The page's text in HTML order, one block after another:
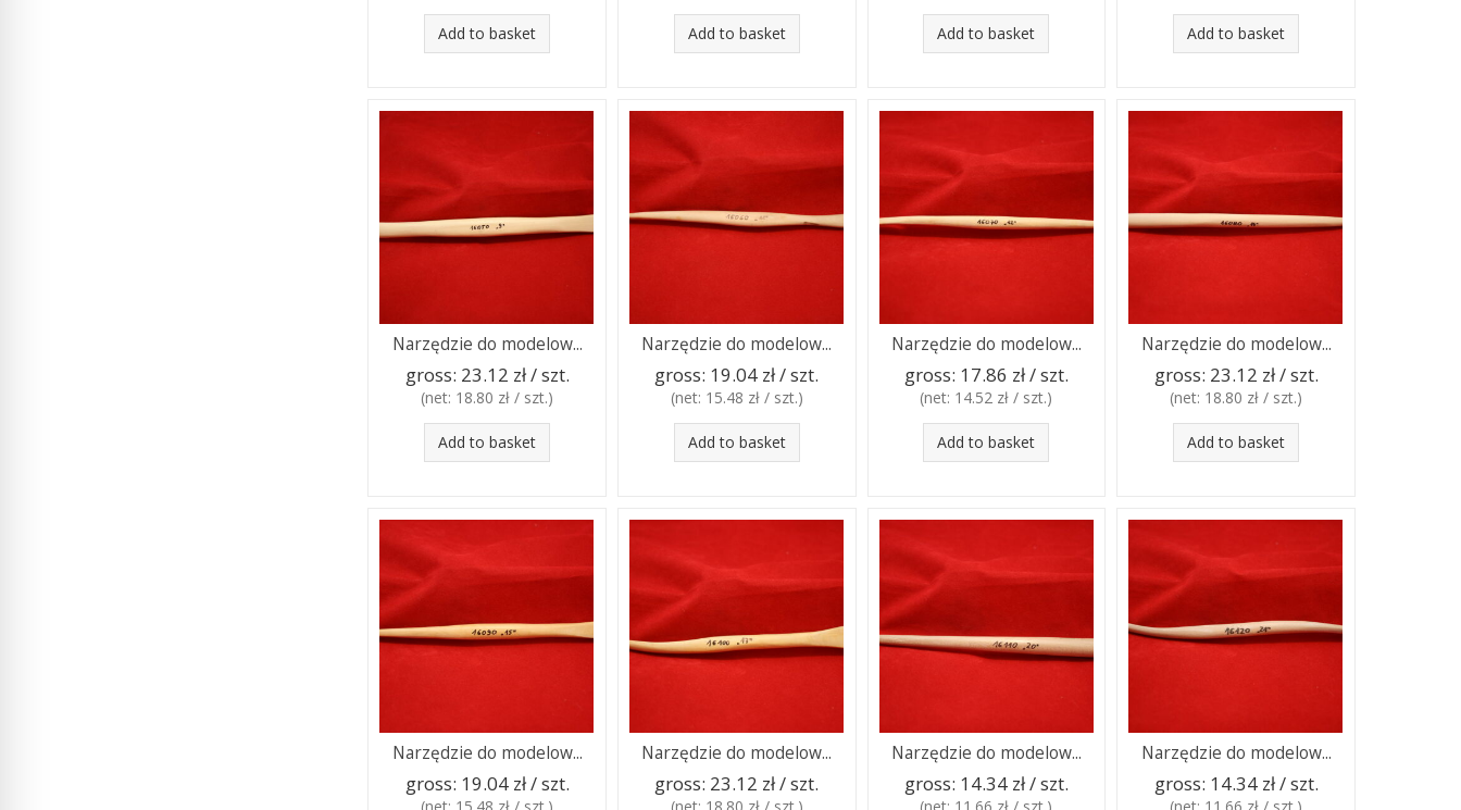
Add to basket Add to basket Add to basket Add to basket
Narzędzie do modelow...
gross: 23.12 zł / szt.
(net: 18.80 zł / szt.)
Add to basket
Narzędzie do modelow...
gross: 19.04 zł / szt.
(net: 15.48 zł / szt.)
Add to basket
Narzędzie do modelow...
gross: 17.86 zł / szt.
(net: 14.52 zł / szt.)
Add to basket
Narzędzie do modelow...
gross: 23.12 zł / szt.
(net: 18.80 zł / szt.)
Add to basket
Narzędzie do modelow...
gross: 19.04 zł / szt.
Narzędzie do modelow...
gross: 23.12 zł / szt.
Narzędzie do modelow...
gross: 14.34 zł / szt.
Narzędzie do modelow...
gross: 14.34 zł / szt.